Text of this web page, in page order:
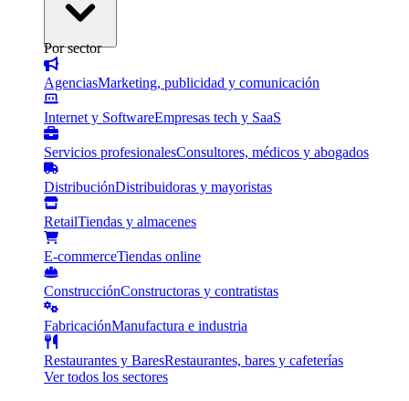
Por sector
AgenciasMarketing, publicidad y comunicación
Internet y SoftwareEmpresas tech y SaaS
Servicios profesionalesConsultores, médicos y abogados
DistribuciónDistribuidoras y mayoristas
RetailTiendas y almacenes
E-commerceTiendas online
ConstrucciónConstructoras y contratistas
FabricaciónManufactura e industria
Restaurantes y BaresRestaurantes, bares y cafeterías
Ver todos los sectores